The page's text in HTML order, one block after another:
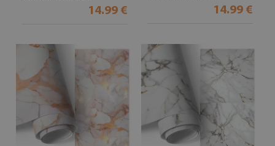
14.99 € 14.99 €